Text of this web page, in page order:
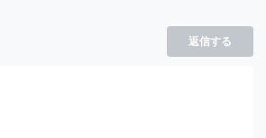
返信する